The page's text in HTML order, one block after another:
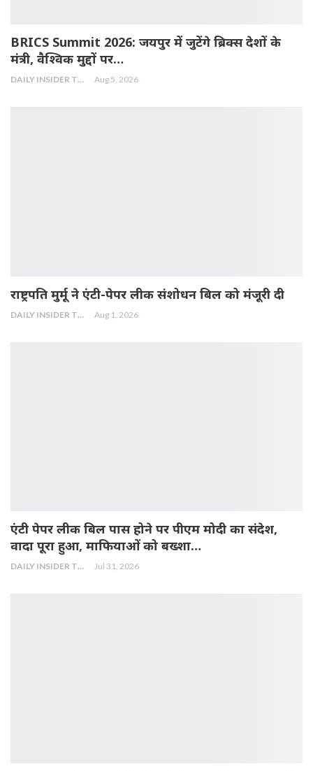
BRICS Summit 2026: जयपुर में जुटेंगे ब्रिक्स देशों के
मंत्री, वैश्विक मुद्दों पर…
DAILY INSIDER TEAM Aug 5, 2026
राष्ट्रपति मुर्मू ने एंटी-पेपर लीक संशोधन बिल को मंजूरी दी
DAILY INSIDER TEAM Aug 1, 2026
एंटी पेपर लीक बिल पास होने पर पीएम मोदी का संदेश,
वादा पूरा हुआ, माफियाओं को बख्शा…
DAILY INSIDER TEAM Jul 31, 2026